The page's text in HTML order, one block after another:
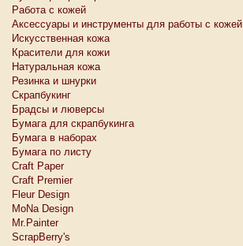
Работа с кожей
Аксессуары и инструменты для работы с кожей
Искусственная кожа
Красители для кожи
Натуральная кожа
Резинка и шнурки
Скрапбукинг
Брадсы и люверсы
Бумага для скрапбукинга
Бумага в наборах
Бумага по листу
Craft Paper
Craft Premier
Fleur Design
MoNa Design
Mr.Painter
ScrapBerry's